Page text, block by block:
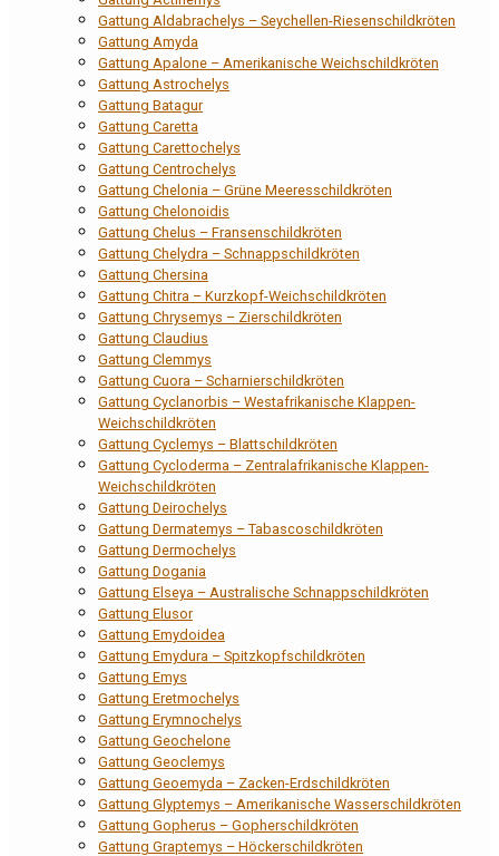
Gattung Aldabrachelys – Seychellen-Riesenschildkröten
Gattung Amyda
Gattung Apalone – Amerikanische Weichschildkröten
Gattung Astrochelys
Gattung Batagur
Gattung Caretta
Gattung Carettochelys
Gattung Centrochelys
Gattung Chelonia – Grüne Meeresschildkröten
Gattung Chelonoidis
Gattung Chelus – Fransenschildkröten
Gattung Chelydra – Schnappschildkröten
Gattung Chersina
Gattung Chitra – Kurzkopf-Weichschildkröten
Gattung Chrysemys – Zierschildkröten
Gattung Claudius
Gattung Clemmys
Gattung Cuora – Scharnierschildkröten
Gattung Cyclanorbis – Westafrikanische Klappen-
Weichschildkröten
Gattung Cyclemys – Blattschildkröten
Gattung Cycloderma – Zentralafrikanische Klappen-
Weichschildkröten
Gattung Deirochelys
Gattung Dermatemys – Tabascoschildkröten
Gattung Dermochelys
Gattung Dogania
Gattung Elseya – Australische Schnappschildkröten
Gattung Elusor
Gattung Emydoidea
Gattung Emydura – Spitzkopfschildkröten
Gattung Emys
Gattung Eretmochelys
Gattung Erymnochelys
Gattung Geochelone
Gattung Geoclemys
Gattung Geoemyda – Zacken-Erdschildkröten
Gattung Glyptemys – Amerikanische Wasserschildkröten
Gattung Gopherus – Gopherschildkröten
Gattung Graptemys – Höckerschildkröten